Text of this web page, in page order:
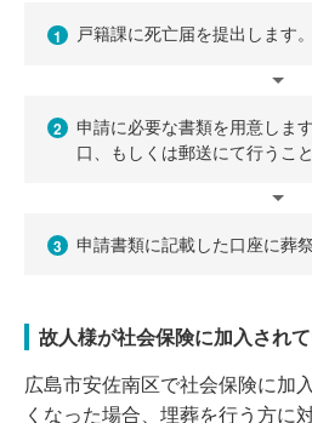
1 戸籍課に死亡届を提出します。
2
申請に必要な書類を用意しま
口、もしくは郵送にて行うこ
3 申請書類に記載した口座に葬
故人様が社会保険に加入され
広島市安佐南区で社会保険に加
くなった場合、埋葬を行う方に